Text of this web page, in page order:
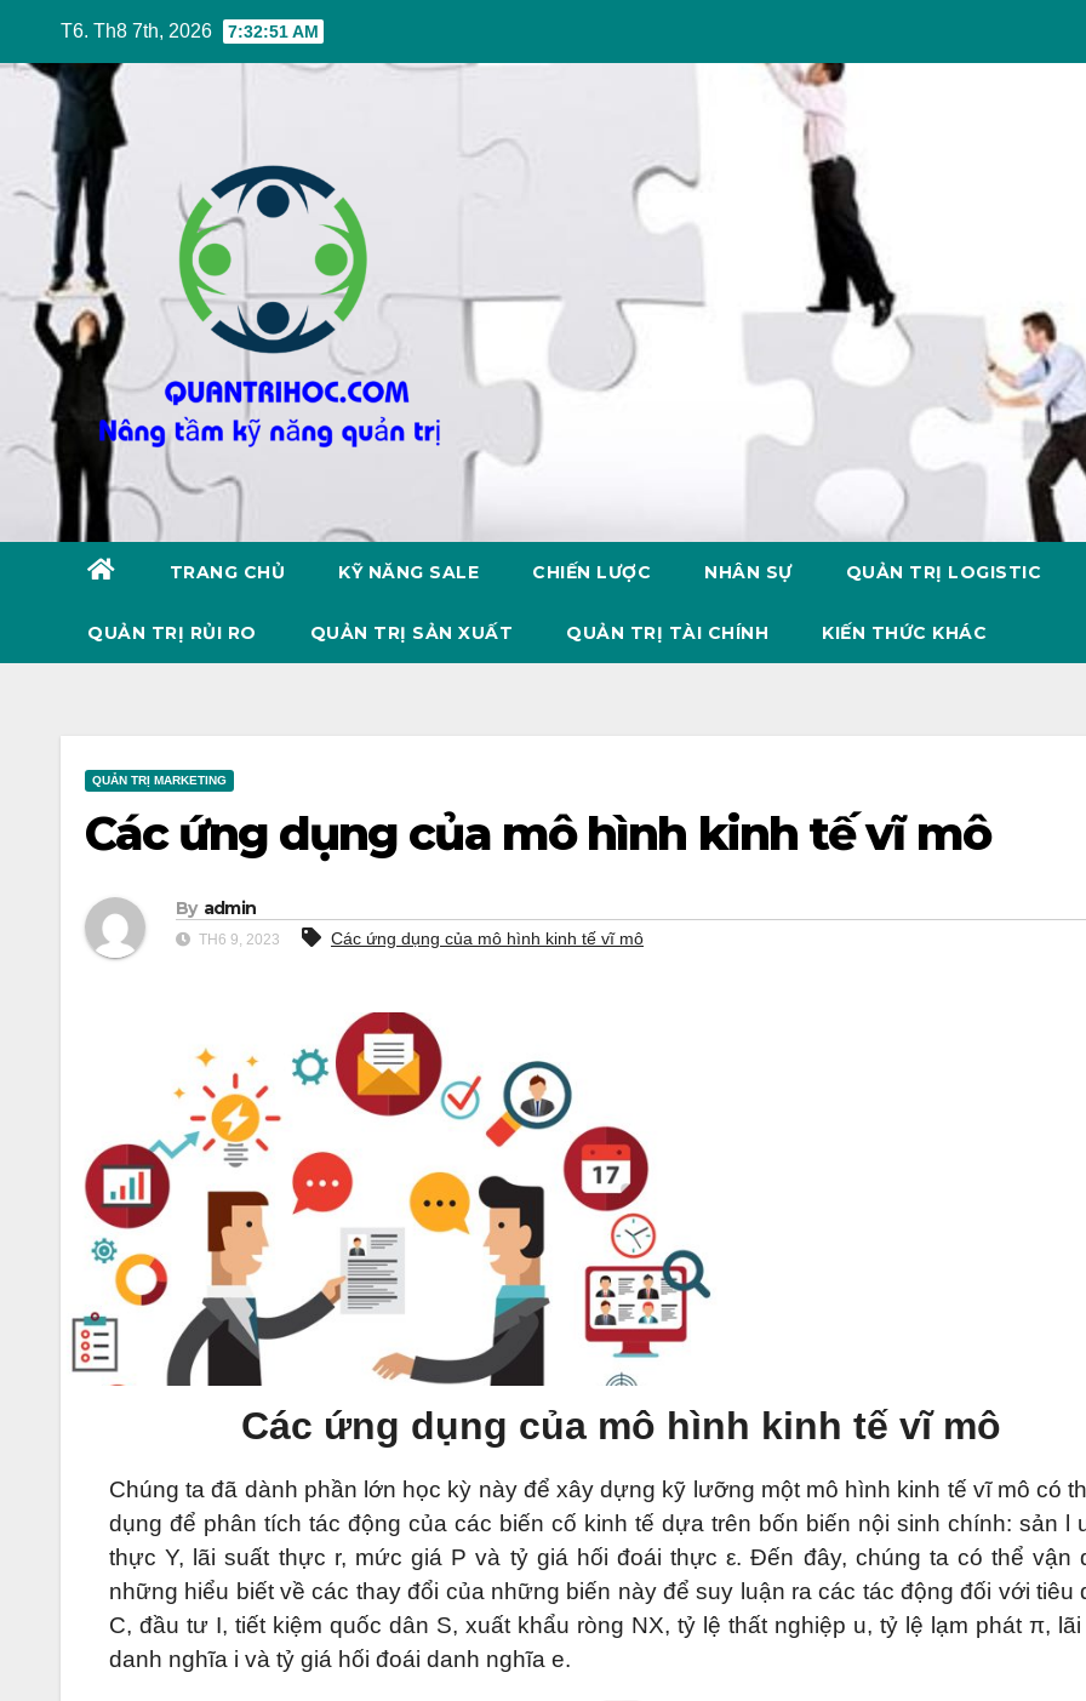
content
T6. Th8 7th, 2026 7:32:52 AM
TRANG CHỦ KỸ NĂNG SALE CHIẾN LƯỢC NHÂN SỰ QUẢN TRỊ LOGISTIC
QUẢN TRỊ RỦI RO QUẢN TRỊ SẢN XUẤT QUẢN TRỊ TÀI CHÍNH KIẾN THỨC KHÁC
QUẢN TRỊ MARKETING
Các ứng dụng của mô hình kinh tế vĩ mô
By admin
TH6 9, 2023 Các ứng dụng của mô hình kinh tế vĩ mô
Các ứng dụng của mô hình kinh tế vĩ mô
Chúng ta đã dành phần lớn học kỳ này để xây dựng kỹ lưỡng một mô hình kinh tế vĩ mô có
dụng để phân tích tác động của các biến cố kinh tế dựa trên bốn biến nội sinh chính: sản l
thực Y, lãi suất thực r, mức giá P và tỷ giá hối đoái thực ε. Đến đây, chúng ta có thể vận
những hiểu biết về các thay đổi của những biến này để suy luận ra các tác động đối với tiêu
C, đầu tư I, tiết kiệm quốc dân S, xuất khẩu ròng NX, tỷ lệ thất nghiệp u, tỷ lệ lạm phát π,
danh nghĩa i và tỷ giá hối đoái danh nghĩa e.